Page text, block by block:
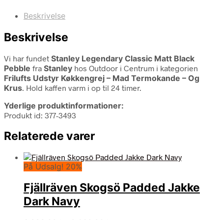
Beskrivelse
Beskrivelse
Vi har fundet Stanley Legendary Classic Matt Black
Pebble fra Stanley hos Outdoor i Centrum i kategorien
Frilufts Udstyr Køkkengrej – Mad Termokande – Og
Krus. Hold kaffen varm i op til 24 timer.
Yderlige produktinformationer:
Produkt id: 377-3493
Relaterede varer
På Udsalg! 20%
Fjällräven Skogsö Padded Jakke
Dark Navy